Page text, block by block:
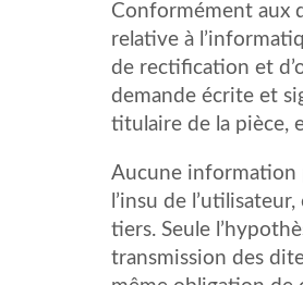
Conformément aux
relative à
de rectification et
demande écrite et
titulaire de la pièce,
Aucune information
l’insu de
tiers. Seule
transmission des